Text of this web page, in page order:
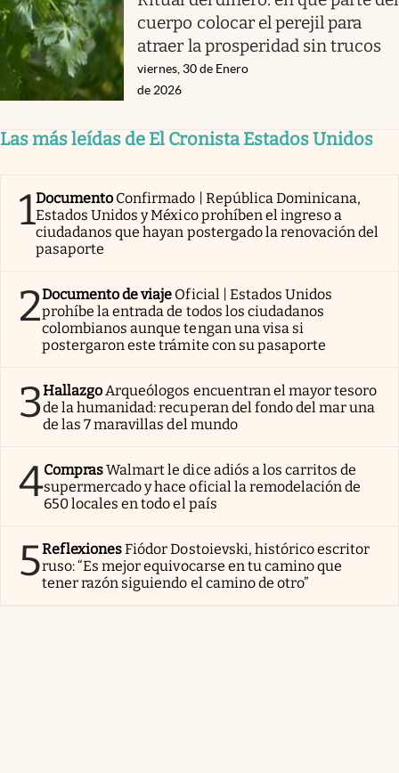
cuerpo colocar el perejil para
atraer la prosperidad sin trucos
viernes, 30 de Enero
de 2026
Las más leídas de El Cronista Estados Unidos
1Documento Confirmado | República Dominicana,
Estados Unidos y México prohíben el ingreso a
ciudadanos que hayan postergado la renovación del
pasaporte
2Documento de viaje Oficial | Estados Unidos
prohíbe la entrada de todos los ciudadanos
colombianos aunque tengan una visa si
postergaron este trámite con su pasaporte
3HallazgoArqueólogos encuentran el mayor tesoro
de la humanidad: recuperan del fondo del mar una
de las 7 maravillas del mundo
4ComprasWalmart le dice adiós a los carritos de
supermercado y hace oficial la remodelación de
650 locales en todo el país
5ReflexionesFiódor Dostoievski, histórico escritor
ruso: “Es mejor equivocarse en tu camino que
tener razón siguiendo el camino de otro”